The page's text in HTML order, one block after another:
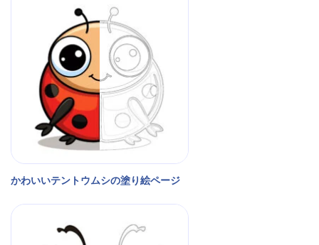
かわいいテントウムシの塗り絵ページ